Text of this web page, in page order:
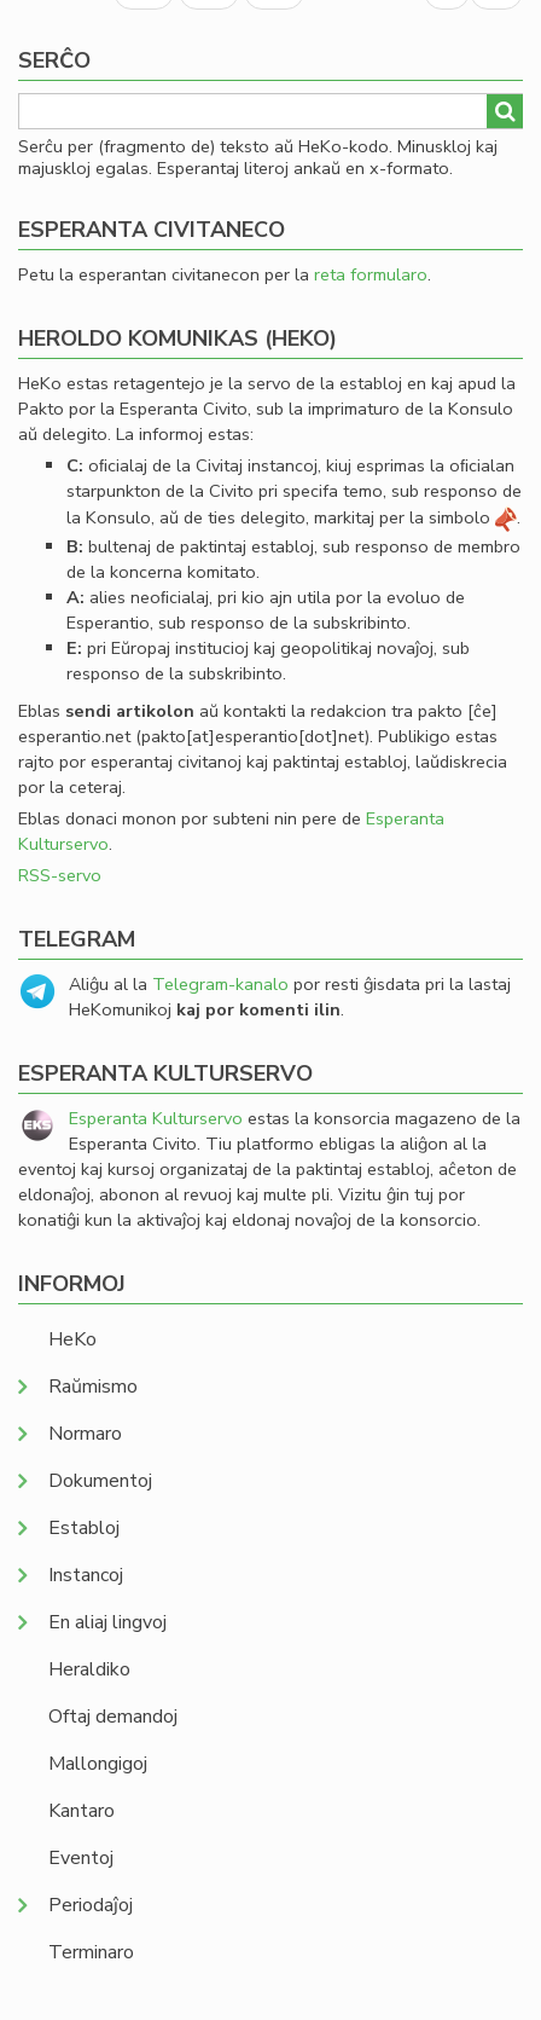
page
page
SERĈO
Serĉu per (fragmento de) teksto aŭ HeKo-kodo. Minuskloj kaj
majuskloj egalas. Esperantaj literoj ankaŭ en x-formato.
ESPERANTA CIVITANECO
Petu la esperantan civitanecon per la reta formularo.
HEROLDO KOMUNIKAS (HEKO)
HeKo estas retagentejo je la servo de la establoj en kaj apud la
Pakto por la Esperanta Civito, sub la imprimaturo de la Konsulo
aŭ delegito. La informoj estas:
C: oﬁcialaj de la Civitaj instancoj, kiuj esprimas la oﬁcialan
starpunkton de la Civito pri specifa temo, sub responso de
la Konsulo, aŭ de ties delegito, markitaj per la simbolo
.
B: bultenaj de paktintaj establoj, sub responso de membro
de la koncerna komitato.
A: alies neoﬁcialaj, pri kio ajn utila por la evoluo de
Esperantio, sub responso de la subskribinto.
E: pri Eŭropaj institucioj kaj geopolitikaj novaĵoj, sub
responso de la subskribinto.
Eblas sendi artikolon aŭ kontakti la redakcion tra pakto [ĉe]
esperantio.net(pakto[at]esperantio[dot]net). Publikigo estas
rajto por esperantaj civitanoj kaj paktintaj establoj, laŭdiskrecia
por la ceteraj.
Eblas donaci monon por subteni nin pere de Esperanta
Kulturservo.
RSS-servo
TELEGRAM
Aliĝu al la Telegram-kanalo por resti ĝisdata pri la lastaj
HeKomunikoj kaj por komenti ilin.
ESPERANTA KULTURSERVO
Esperanta Kulturservo estas la konsorcia magazeno de la
Esperanta Civito. Tiu platformo ebligas la aliĝon al la
eventoj kaj kursoj organizataj de la paktintaj establoj, aĉeton de
eldonaĵoj, abonon al revuoj kaj multe pli. Vizitu ĝin tuj por
konatiĝi kun la aktivaĵoj kaj eldonaj novaĵoj de la konsorcio.
INFORMOJ
HeKo
Raŭmismo
Normaro
Dokumentoj
Establoj
Instancoj
En aliaj lingvoj
Heraldiko
Oftaj demandoj
Mallongigoj
Kantaro
Eventoj
Periodaĵoj
Terminaro